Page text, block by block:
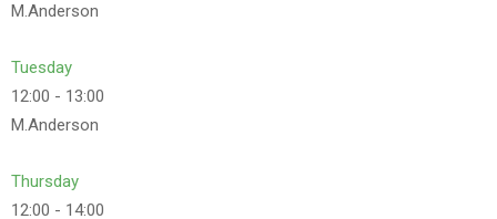
M.Anderson
Tuesday
12:00 - 13:00
M.Anderson
Thursday
12:00 - 14:00